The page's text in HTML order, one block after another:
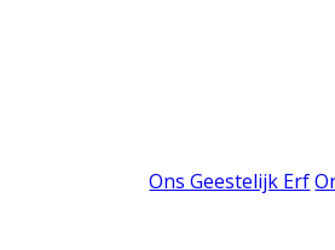
Ons Geestelijk Erf